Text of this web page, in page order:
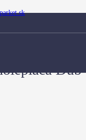
Dub